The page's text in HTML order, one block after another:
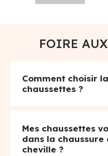
FOIRE
Comment choisir
chaussettes ?
Mes chaussettes
dans la
cheville ?